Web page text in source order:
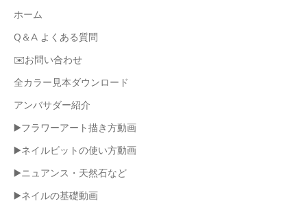
ホーム
Q＆A よくある質問
✉️お問い合わせ
全カラー見本ダウンロード
アンバサダー紹介
▶️フラワーアート描き方動画
▶️ネイルビットの使い方動画
▶️ニュアンス・天然石など
▶️ネイルの基礎動画